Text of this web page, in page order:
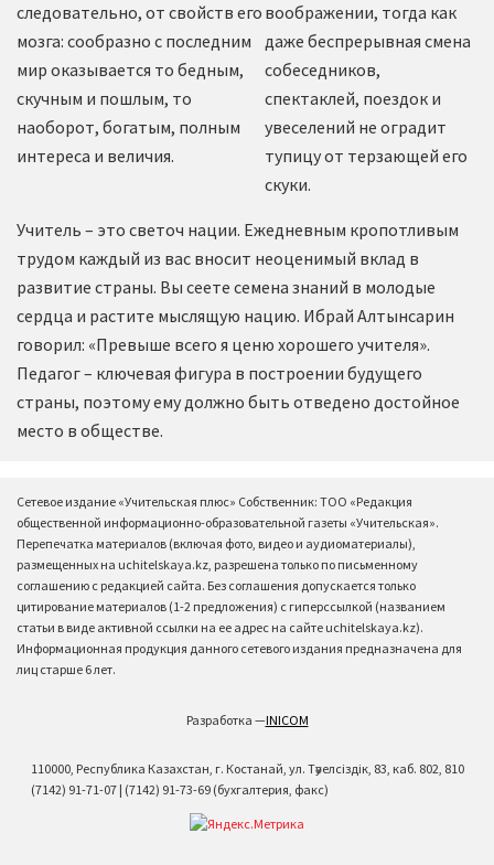
следовательно, от свойств его
мозга: сообразно с последним
мир оказывается то бедным,
скучным и пошлым, то
наоборот, богатым, полным
интереса и величия.
воображении, тогда как
даже беспрерывная смена
собеседников,
спектаклей, поездок и
увеселений не оградит
тупицу от терзающей его
скуки.
Учитель – это светоч нации. Ежедневным кропотливым
трудом каждый из вас вносит неоценимый вклад в
развитие страны. Вы сеете семена знаний в молодые
сердца и растите мыслящую нацию. Ибрай Алтынсарин
говорил: «Превыше всего я ценю хорошего учителя».
Педагог – ключевая фигура в построении будущего
страны, поэтому ему должно быть отведено достойное
место в обществе.
Сетевое издание «Учительская плюс» Собственник: ТОО «Редакция
общественной информационно-образовательной газеты «Учительская».
Перепечатка материалов (включая фото, видео и аудиоматериалы),
размещенных на uchitelskaya.kz, разрешена только по письменному
соглашению с редакцией сайта. Без соглашения допускается только
цитирование материалов (1-2 предложения) с гиперссылкой (названием
статьи в виде активной ссылки на ее адрес на сайте uchitelskaya.kz).
Информационная продукция данного сетевого издания предназначена для
лиц старше 6 лет.
Разработка —INICOM
110000, Республика Казахстан, г. Костанай, ул. Тәуелсіздік, 83, каб. 802, 810
(7142) 91-71-07 | (7142) 91-73-69 (бухгалтерия, факс)